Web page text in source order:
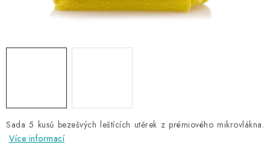
Sada 5 kusů bezešvých leštících utěrek z prémiového mikrovlákna.
Více informací